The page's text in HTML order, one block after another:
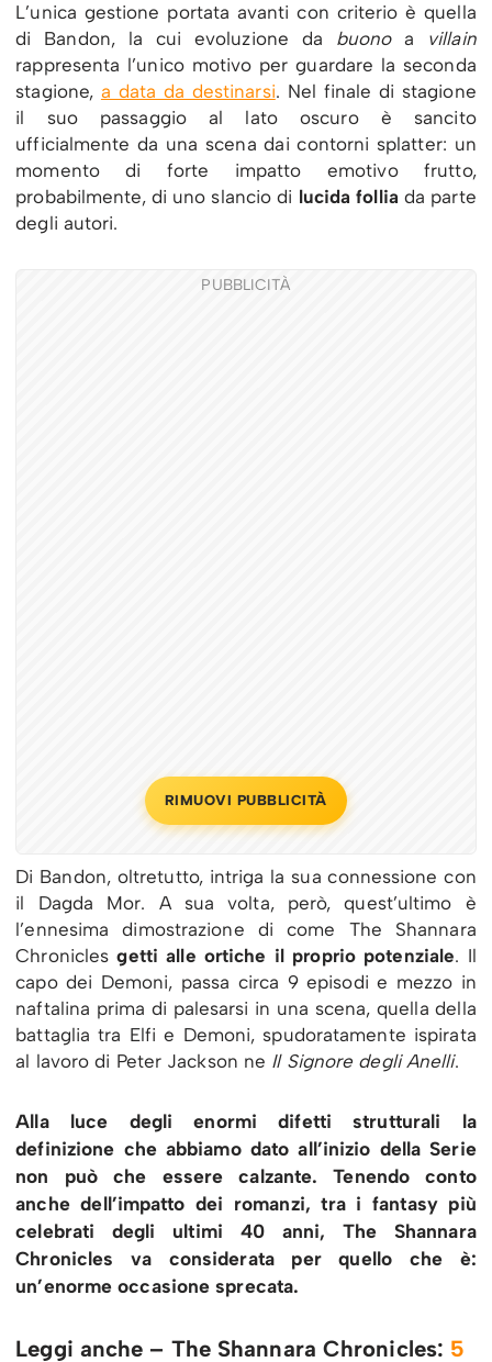
L’unica gestione portata avanti con criterio è quella
di Bandon, la cui evoluzione da buonoa villain
rappresenta l’unico motivo per guardare la seconda
stagione, a data da destinarsi. Nel finale di stagione
il suo passaggio al lato oscuro è sancito
ufficialmente da una scena dai contorni splatter: un
momento di forte impatto emotivo frutto,
probabilmente, di uno slancio di lucida follia da parte
degli autori.
PUBBLICITÀ
RIMUOVI PUBBLICITÀ
Di Bandon, oltretutto, intriga la sua connessione con
il Dagda Mor. A sua volta, però, quest’ultimo è
l’ennesima dimostrazione di come The Shannara
Chroniclesgetti alle ortiche il proprio potenziale. Il
capo dei Demoni, passa circa 9 episodi e mezzo in
naftalina prima di palesarsi in una scena, quella della
battaglia tra Elfi e Demoni, spudoratamente ispirata
al lavoro di Peter Jackson ne Il Signore degli Anelli.
Alla luce degli enormi difetti strutturali la
definizione che abbiamo dato all’inizio della Serie
non può che essere calzante. Tenendo conto
anche dell’impatto dei romanzi, tra i fantasy più
celebrati degli ultimi 40 anni, The Shannara
Chronicles va considerata per quello che è:
un’enorme occasione sprecata.
Leggi anche – The Shannara Chronicles: 5